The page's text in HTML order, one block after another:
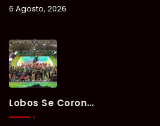
6 Agosto, 2026
Lobos Se Corona Campeón Del Verano Xul-Há 2026 Tras Tres Días De Intensa Competencia.